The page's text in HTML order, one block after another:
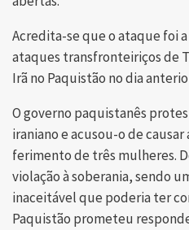
Acredita-se que o ataque foi
ataques transfronteiriços de
Irã no Paquistão no dia
O governo paquistanês
iraniano e acusou-o de
ferimento de três mulheres.
violação à soberania, sendo
inaceitável que poderia ter
Paquistão prometeu